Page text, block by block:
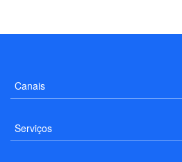
Canais
Serviços